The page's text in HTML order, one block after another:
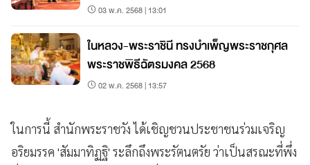
03 พ.ค. 2568 | 13:01
ในหลวง-พระราชินี ทรงบำเพ็ญพระราชกุศล
พระราชพิธีฉัตรมงคล 2568
02 พ.ค. 2568 | 13:57
ในการนี้ สำนักพระราชวัง ได้เชิญชวนประชาชนร่วมเจริญ
อริยมรรค 'สัมมาทิฏฐิ' ระลึกถึงพระรัตนตรัย ว่าเป็นสรณะที่พึ่ง